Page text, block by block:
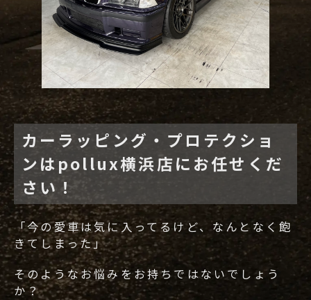
カーラッピング・プロテクショ
ンはpollux横浜店にお任せくだ
さい！
「今の愛車は気に入ってるけど、なんとなく飽
きてしまった」
そのようなお悩みをお持ちではないでしょう
か？